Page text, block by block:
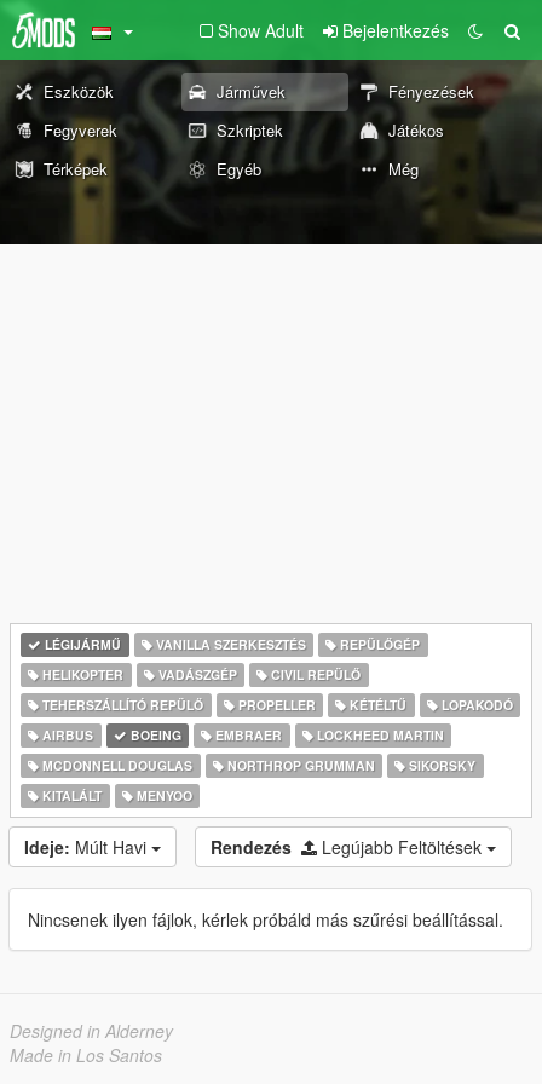
Show Adult Bejelentkezés
Eszközök Járművek
Fényezések
Fegyverek
Szkriptek
Játékos
Térképek
Egyéb Még
LÉGIJÁRMŰ VANILLA SZERKESZTÉS
REPÜLŐGÉP
HELIKOPTER
VADÁSZGÉP
CIVIL REPÜLŐ
TEHERSZÁLLÍTÓ REPÜLŐ
PROPELLER KÉTÉLTŰ
LOPAKODÓ
AIRBUS
BOEING EMBRAER
LOCKHEED MARTIN
MCDONNELL DOUGLAS
NORTHROP GRUMMAN
SIKORSKY
KITALÁLT
MENYOO
Ideje: Múlt Havi Rendezés Legújabb Feltöltések
Nincsenek ilyen fájlok, kérlek próbáld más szűrési beállítással.
Designed in Alderney
Made in Los Santos